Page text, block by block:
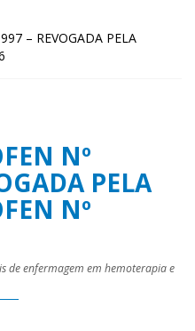
– REVOGADA PELA
Nº
PELA
Nº
de enfermagem em hemoterapia e